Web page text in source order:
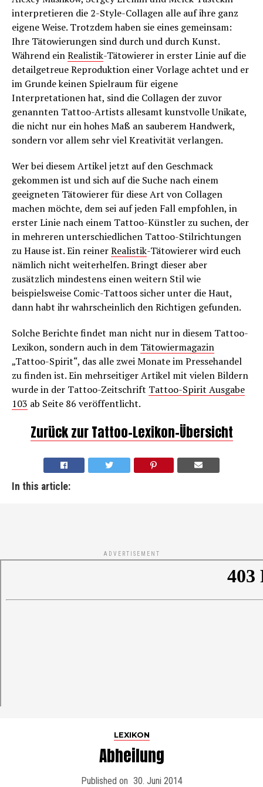
interpretieren die 2-Style-Collagen alle auf ihre ganz
eigene Weise. Trotzdem haben sie eines gemeinsam:
Ihre Tätowierungen sind durch und durch Kunst.
Während einRealistik-Tätowierer in erster Linie auf die
detailgetreue Reproduktion einer Vorlage achtet und er
im Grunde keinen Spielraum für eigene
Interpretationen hat, sind die Collagen der zuvor
genannten Tattoo-Artists allesamt kunstvolle Unikate,
die nicht nur ein hohes Maß an sauberem Handwerk,
sondern vor allem sehr viel Kreativität verlangen.
Wer bei diesem Artikel jetzt auf den Geschmack
gekommen ist und sich auf die Suche nach einem
geeigneten Tätowierer für diese Art von Collagen
machen möchte, dem sei auf jeden Fall empfohlen, in
erster Linie nach einem Tattoo-Künstler zu suchen, der
in mehreren unterschiedlichen Tattoo-Stilrichtungen
zu Hause ist. Ein reinerRealistik-Tätowierer wird euch
nämlich nicht weiterhelfen. Bringt dieser aber
zusätzlich mindestens einen weitern Stil wie
beispielsweise Comic-Tattoos sicher unter die Haut,
dann habt ihr wahrscheinlich den Richtigen gefunden.
Solche Berichte findet man nicht nur in diesem Tattoo-
Lexikon, sondern auch in dem Tätowiermagazin
„Tattoo-Spirit“, das alle zwei Monate im Pressehandel
zu finden ist. Ein mehrseitiger Artikel mit vielen Bildern
wurde in der Tattoo-Zeitschrift Tattoo-Spirit Ausgabe
103 ab Seite 86 veröffentlicht.
Zurück zur Tattoo-Lexikon-Übersicht
In this article:
ADVERTISEMENT
LEXIKON
Abheilung
Published on 30. Juni 2014